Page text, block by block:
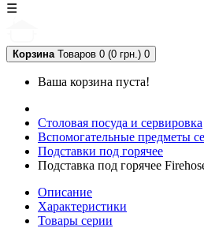
☰
Корзина Товаров 0 (0 грн.) 0
Ваша корзина пуста!
Столовая посуда и сервировка
Вспомогательные предметы
Подставки под горячее
Подставка под горячее
Описание
Характеристики
Товары серии